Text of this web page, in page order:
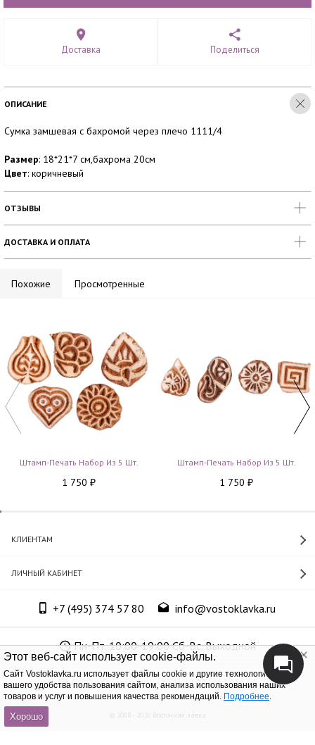
Этот веб-сайт использует cookie-файлы.
Cайт Vostoklavka.ru использует файлы cookie и другие технологии для
вашего удобства пользования сайтом, анализа использования наших
товаров и услуг и повышения качества рекомендаций. Подробнее.
Хорошо
Доставка Поделиться
ОПИСАНИЕ
Сумка замшевая с бахромой через плечо 1111/4
Размер: 18*21*7 см,бахрома 20см
Цвет: коричневый
ОТЗЫВЫ
ДОСТАВКА И ОПЛАТА
Похожие Просмотренные
Штамп-Печать Набор Из 5 Шт.
1 750 ₽
Штамп-Печать Набор Из 5 Шт.
1 750 ₽
КЛИЕНТАМ
ЛИЧНЫЙ КАБИНЕТ
+7 (495) 374 57 80 info@vostoklavka.ru
Пн-Пт. 10:00-19:00 Сб-Вс. Выходной
ООО «Юнит Групп», ОГРН 1147746305574